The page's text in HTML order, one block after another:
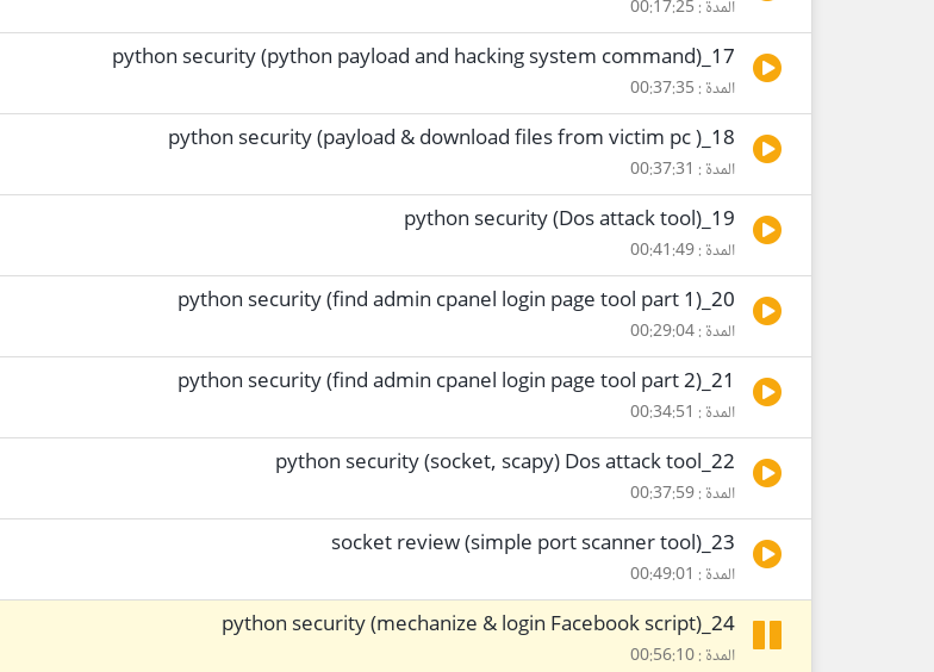
المدة : 00:17:25
17_python security (python payload and hacking system command)
المدة : 00:37:35
18_python security (payload & download files from victim pc )
المدة : 00:37:31
19_python security (Dos attack tool)
المدة : 00:41:49
20_python security (find admin cpanel login page tool part 1)
المدة : 00:29:04
21_python security (find admin cpanel login page tool part 2)
المدة : 00:34:51
22_python security (socket, scapy) Dos attack tool
المدة : 00:37:59
23_socket review (simple port scanner tool)
المدة : 00:49:01
24_python security (mechanize & login Facebook script)
المدة : 00:56:10